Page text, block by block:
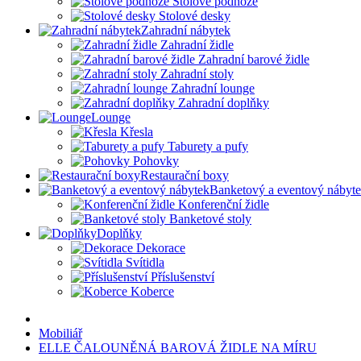
Stolové desky
Zahradní nábytek
Zahradní židle
Zahradní barové židle
Zahradní stoly
Zahradní lounge
Zahradní doplňky
Lounge
Křesla
Taburety a pufy
Pohovky
Restaurační boxy
Banketový a eventový
Konferenční židle
Banketové stoly
Doplňky
Dekorace
Svítidla
Příslušenství
Koberce
Mobiliář
ELLE ČALOUNĚNÁ BAROVÁ ŽIDLE NA MÍRU